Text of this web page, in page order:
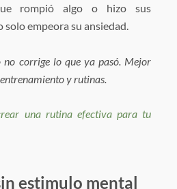
rompió algo o hizo sus
solo empeora su ansiedad.
no corrige lo que ya pasó. Mejor
y rutinas.
una rutina efectiva para tu
estimulo mental